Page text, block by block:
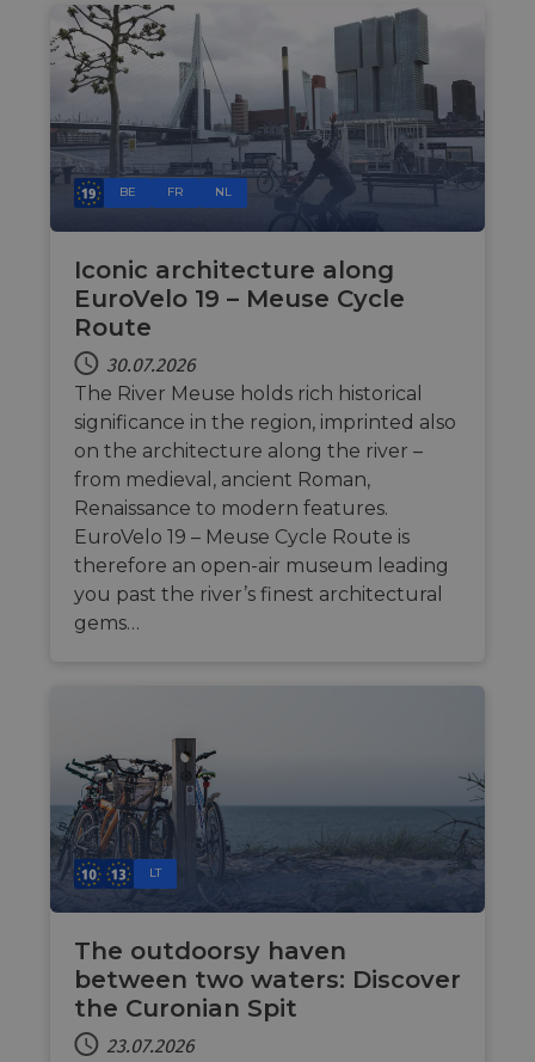
BE FR NL
Iconic architecture along
EuroVelo 19 – Meuse Cycle
Route
30.07.2026
The River Meuse holds rich historical
significance in the region, imprinted also
on the architecture along the river –
from medieval, ancient Roman,
Renaissance to modern features.
EuroVelo 19 – Meuse Cycle Route is
therefore an open-air museum leading
you past the river’s finest architectural
gems…
LT
The outdoorsy haven
between two waters: Discover
the Curonian Spit
23.07.2026